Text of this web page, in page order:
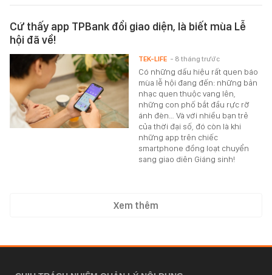
Cứ thấy app TPBank đổi giao diện, là biết mùa Lễ
hội đã về!
Có những dấu hiệu rất quen báo
mùa lễ hội đang đến: những bản
nhạc quen thuộc vang lên,
những con phố bắt đầu rực rỡ
ánh đèn… Và với nhiều bạn trẻ
của thời đại số, đó còn là khi
những app trên chiếc
smartphone đồng loạt chuyển
sang giao diên Giáng sinh!
TEK-LIFE - 8 tháng trước
Xem thêm